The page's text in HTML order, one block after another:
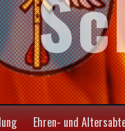
Ehren- und